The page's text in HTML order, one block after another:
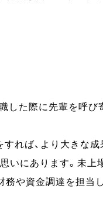
した際に先輩を呼
れば、より大きな成
いにあります。未
や資金調達を担当